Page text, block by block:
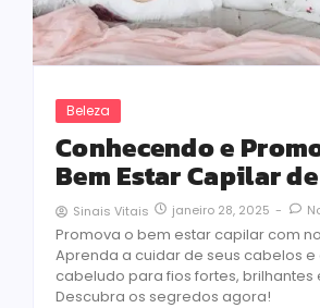
Beleza
Conhecendo e
Bem Estar Capilar
Sinais Vitais janeiro 28, 2025 -
Promova o bem estar capilar com
Aprenda a cuidar de seus cabelos e
cabeludo para fios fortes, brilhantes
Descubra os segredos agora!